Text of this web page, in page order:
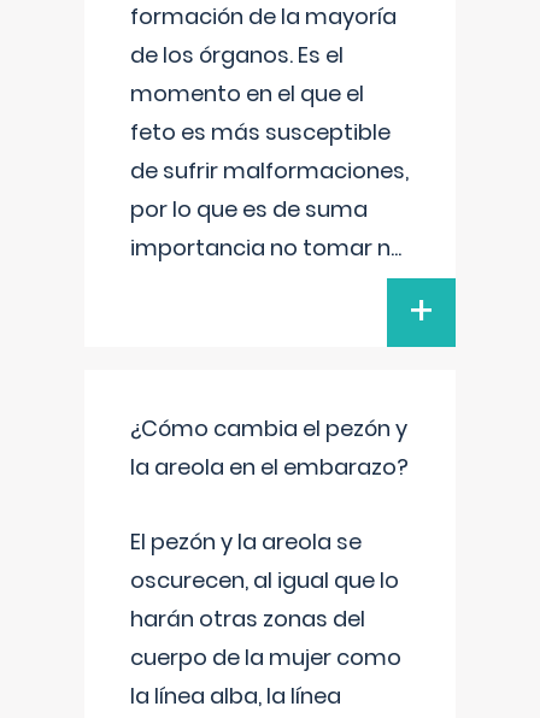
formación de la mayoría
de los órganos. Es el
momento en el que el
feto es más susceptible
de sufrir malformaciones,
por lo que es de suma
importancia no tomar n...
+
¿Cómo cambia el pezón y
la areola en el embarazo?
El pezón y la areola se
oscurecen, al igual que lo
harán otras zonas del
cuerpo de la mujer como
la línea alba, la línea